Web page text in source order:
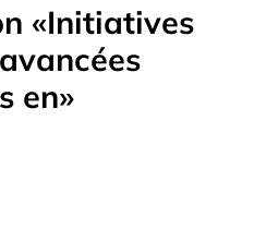
«Initiatives
en»